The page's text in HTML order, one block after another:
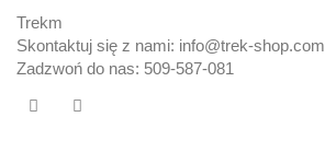
Trekm
Skontaktuj się z nami: info@trek-shop.com
Zadzwoń do nas: 509-587-081